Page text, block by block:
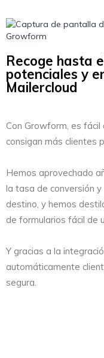
Recoge hasta
potenciales y
Mailercloud
Con Growform, es
consigan más clientes
Hemos aprovechado
la tasa de conversión
destino, y hemos
de formularios fácil de
Y gracias a la
automáticamente
segura.